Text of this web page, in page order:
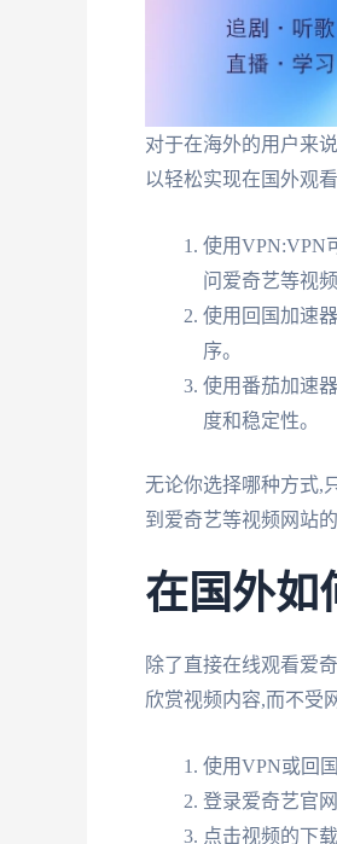
对于在海外的用户来
以轻松实现在国外观
使用VPN:VPN
问爱奇艺等视频
使用回国加速
序。
使用番茄加速
度和稳定性。
无论你选择哪种方式,
到爱奇艺等视频网站的
在国外如
除了直接在线观看爱
欣赏视频内容,而不受
使用VPN或回
登录爱奇艺官
点击视频的下